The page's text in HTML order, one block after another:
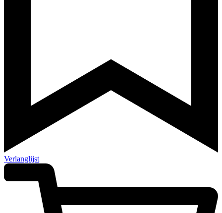
Verlanglijst